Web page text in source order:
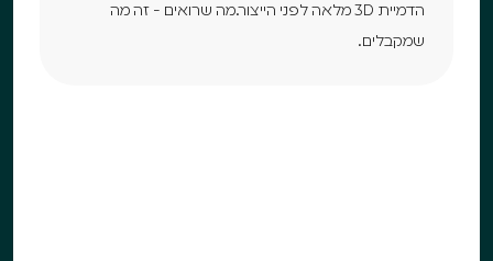
הדמיית 3D מלאה לפני הייצור.מה שרואים - זה מה
שמקבלים.